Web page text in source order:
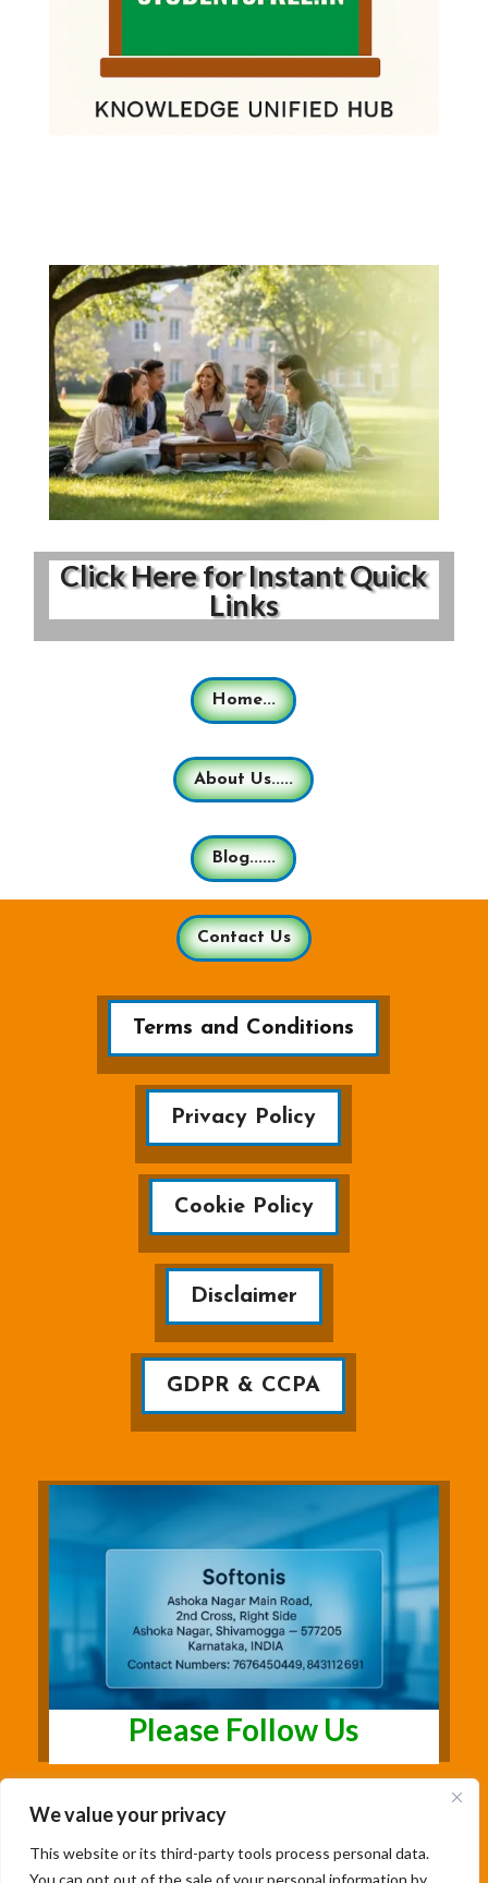
We value your privacy
This website or its third-party tools process personal data.
You can opt out of the sale of your personal information by
Click Here for Instant Quick
Links
Home...
About Us.....
Blog......
Contact Us
Terms and Conditions
Privacy Policy
Cookie Policy
Disclaimer
GDPR & CCPA
Please Follow Us